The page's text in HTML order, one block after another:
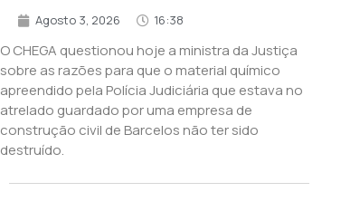
Agosto 3, 2026 16:38
O CHEGA questionou hoje a ministra da Justiça
sobre as razões para que o material químico
apreendido pela Polícia Judiciária que estava no
atrelado guardado por uma empresa de
construção civil de Barcelos não ter sido
destruído.